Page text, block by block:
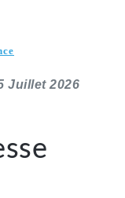
Juillet 2026